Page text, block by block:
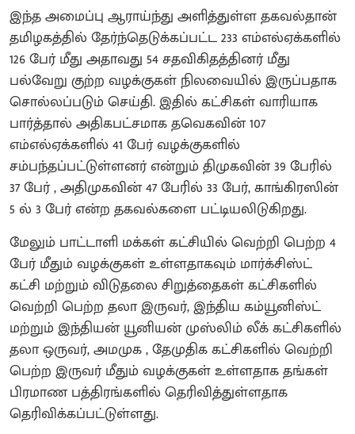
இந்த அமைப்பு ஆராய்ந்து அளித்துள்ள தகவல்தான்
தமிழகத்தில் தேர்ந்தெடுக்கப்பட்ட 233 எம்எல்ஏக்களில்
126 பேர் மீது அதாவது 54 சதவிகிதத்தினர் மீது
பல்வேறு குற்ற வழக்குகள் நிலவையில் இருப்பதாக
சொல்லப்படும் செய்தி. இதில் கட்சிகள் வாரியாக
பார்த்தால் அதிகபட்சமாக தவெகவின் 107
எம்எல்ஏக்களில் 41 பேர் வழக்குகளில்
சம்பந்தப்பட்டுள்ளனர் என்றும் திமுகவின் 39 பேரில்
37 பேர் , அதிமுகவின் 47 பேரில் 33 பேர், காங்கிரஸின்
5 ல் 3 பேர் என்ற தகவல்களை பட்டியலிடுகிறது.
மேலும் பாட்டாளி மக்கள் கட்சியில் வெற்றி பெற்ற 4
பேர் மீதும் வழக்குகள் உள்ளதாகவும் மார்க்சிஸ்ட்
கட்சி மற்றும் விடுதலை சிறுத்தைகள் கட்சிகளில்
வெற்றி பெற்ற தலா இருவர், இந்திய கம்யூனிஸ்ட்
மற்றும் இந்தியன் யூனியன் முஸ்லிம் லீக் கட்சிகளில்
தலா ஒருவர், அமமுக , தேமுதிக கட்சிகளில் வெற்றி
பெற்ற இருவர் மீதும் வழக்குகள் உள்ளதாக தங்கள்
பிரமாண பத்திரங்களில் தெரிவித்துள்ளதாக
தெரிவிக்கப்பட்டுள்ளது.